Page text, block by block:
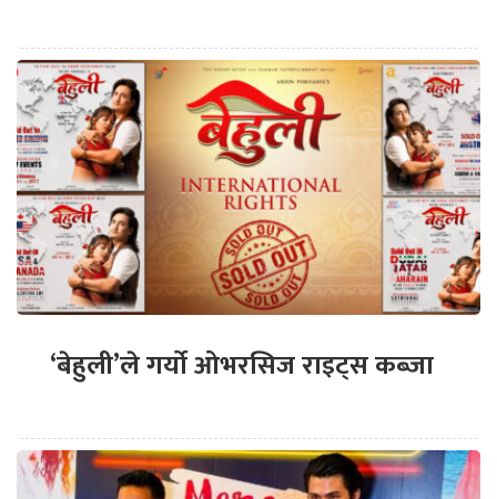
‘बेहुली’ले गर्यो ओभरसिज राइट्स कब्जा